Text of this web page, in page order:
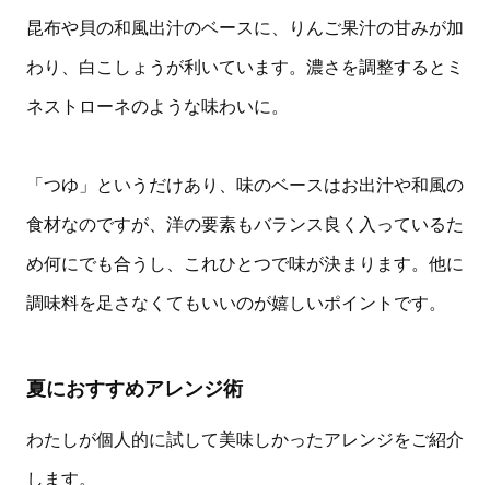
昆布や貝の和風出汁のベースに、りんご果汁の甘みが加
わり、白こしょうが利いています。濃さを調整するとミ
ネストローネのような味わいに。
「つゆ」というだけあり、味のベースはお出汁や和風の
食材なのですが、洋の要素もバランス良く入っているた
め何にでも合うし、これひとつで味が決まります。他に
調味料を足さなくてもいいのが嬉しいポイントです。
夏におすすめアレンジ術
わたしが個人的に試して美味しかったアレンジをご紹介
します。